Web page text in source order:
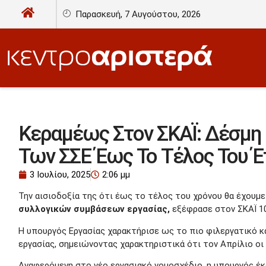
Παρασκευή, 7 Αυγούστου, 2026
Κεραμέως Στον ΣΚΑΪ: Δέσμη
Των ΣΣΕ Έως Το Τέλος Του
3 Ιουλίου, 2025 2:06 μμ
Την αισιοδοξία της ότι έως το τέλος του χρόνου θα
συλλογικών συμβάσεων εργασίας, εξέφρασε στον ΣΚΑΪ
Η υπουργός Εργασίας χαρακτήρισε ως το πιο φιλεργατικό
εργασίας, σημειώνοντας χαρακτηριστικά ότι τον Απρίλιο